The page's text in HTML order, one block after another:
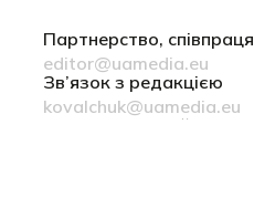
Партнерство, співпраця
editor@uamedia.eu
Зв’язок з редакцією
kovalchuk@uamedia.eu
Новини компаній